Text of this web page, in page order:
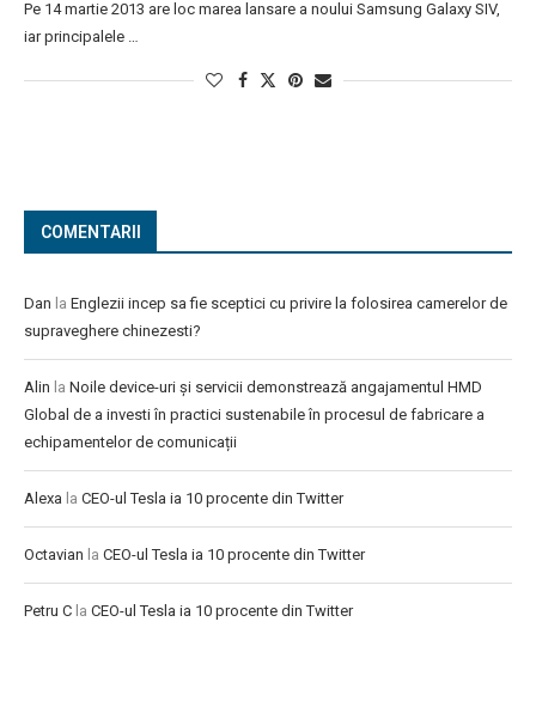
Pe 14 martie 2013 are loc marea lansare a noului Samsung Galaxy SIV,
iar principalele …
COMENTARII
Dan la Englezii incep sa fie sceptici cu privire la folosirea camerelor de
supraveghere chinezesti?
Alin la Noile device-uri și servicii demonstrează angajamentul HMD
Global de a investi în practici sustenabile în procesul de fabricare a
echipamentelor de comunicații
Alexa la CEO-ul Tesla ia 10 procente din Twitter
Octavian la CEO-ul Tesla ia 10 procente din Twitter
Petru C la CEO-ul Tesla ia 10 procente din Twitter